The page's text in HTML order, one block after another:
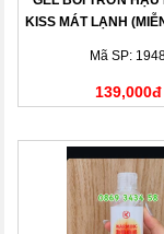
KISS MÁT LẠNH
Mã SP:
139,000đ